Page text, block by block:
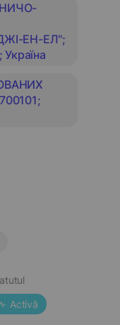
ЕН-ЕЛ";
Activă